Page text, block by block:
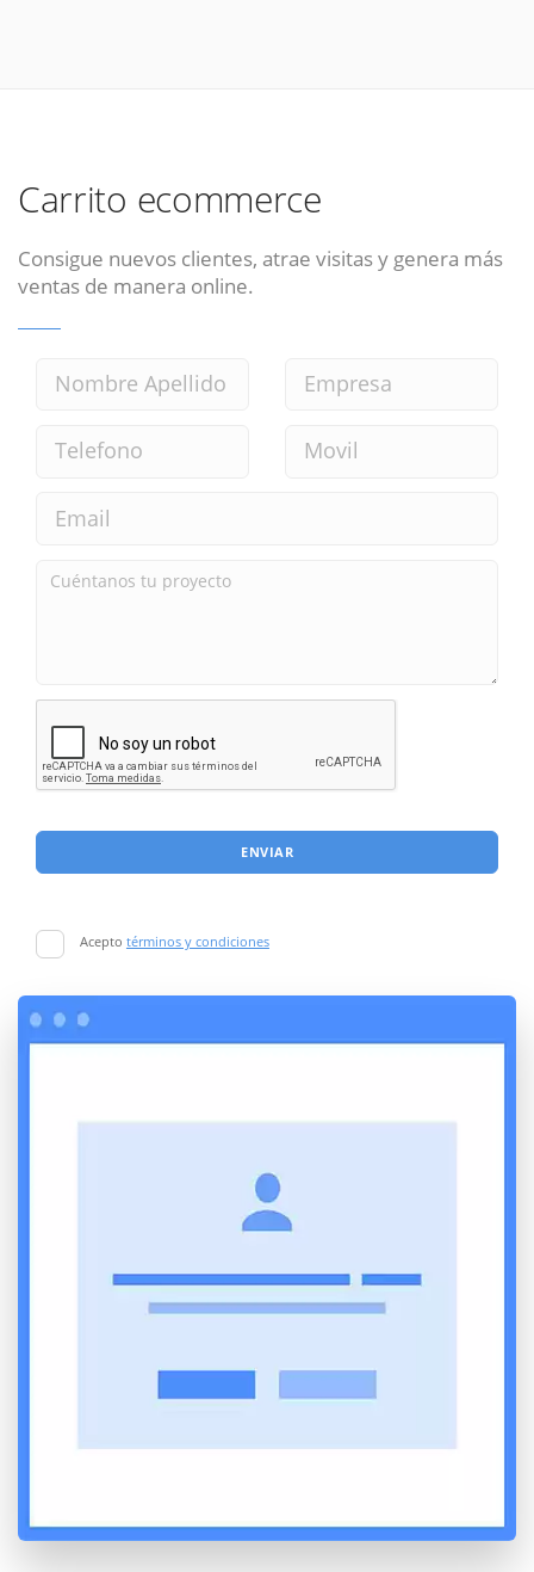
Carrito ecommerce
Consigue nuevos clientes, atrae visitas y genera más
ventas de manera online.
ENVIAR
Acepto términos y condiciones